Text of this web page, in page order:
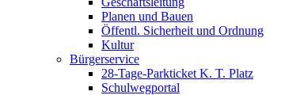
Planen und Bauen
Öffentl. Sicherheit und Ordnung
Kultur
Bürgerservice
28-Tage-Parkticket K. T. Platz
Schulwegportal